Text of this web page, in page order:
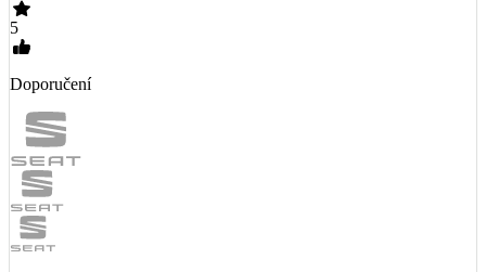
5
Doporučení